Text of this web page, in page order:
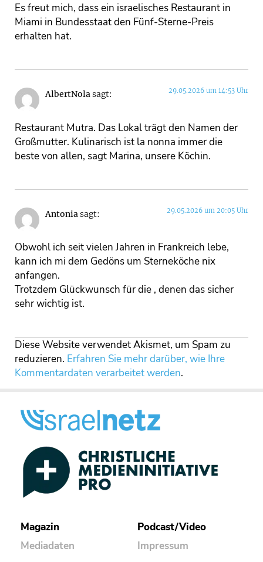
Es freut mich, dass ein israelisches Restaurant in
Miami in Bundesstaat den Fünf-Sterne-Preis
erhalten hat.
AlbertNolasagt: 29.05.2026 um 14:53 Uhr
Restaurant Mutra. Das Lokal trägt den Namen der
Großmutter. Kulinarisch ist la nonna immer die
beste von allen, sagt Marina, unsere Köchin.
Antoniasagt: 29.05.2026 um 20:05 Uhr
Obwohl ich seit vielen Jahren in Frankreich lebe,
kann ich mi dem Gedöns um Sterneköche nix
anfangen.
Trotzdem Glückwunsch für die , denen das sicher
sehr wichtig ist.
Diese Website verwendet Akismet, um Spam zu
reduzieren. Erfahren Sie mehr darüber, wie Ihre
Kommentardaten verarbeitet werden.
Magazin
Mediadaten
Podcast/Video
Impressum